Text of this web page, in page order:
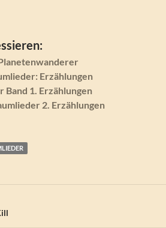
Erzählungen
Band 1. Erzählungen
2. Erzählungen